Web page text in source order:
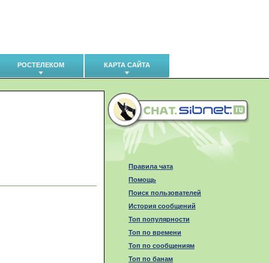
РОСТЕЛЕКОМ КАРТА САЙТА
Правила чата
Помощь
Поиск пользователей
История сообщений
Топ популярности
Топ по времени
Топ по сообщениям
Топ по банам